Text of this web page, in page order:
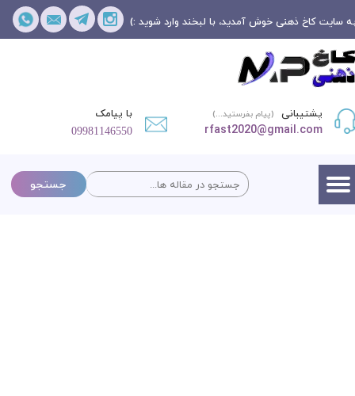
سایت کاخ ذهنی خوش آمدید، با لبخند وارد شوید :)
جستجو
پشتیبانی (پیام بفرستید...)
rfast2020@gmail.com
با پیامک
09981146550